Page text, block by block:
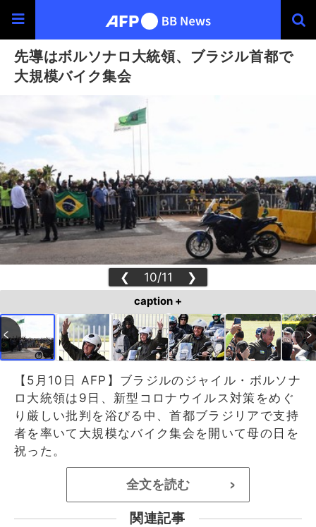
先導はボルソナロ大統領、ブラジル首都で
大規模バイク集会
❮ 10/11 ❯
caption +
【5月10日 AFP】ブラジルのジャイル・ボルソナ
ロ大統領は9日、新型コロナウイルス対策をめぐ
り厳しい批判を浴びる中、首都ブラジリアで支持
者を率いて大規模なバイク集会を開いて母の日を
祝った。
全文を読む >
関連記事